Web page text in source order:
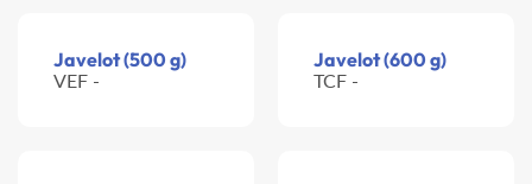
Javelot (500 g)
VEF -
Javelot (600 g)
TCF -